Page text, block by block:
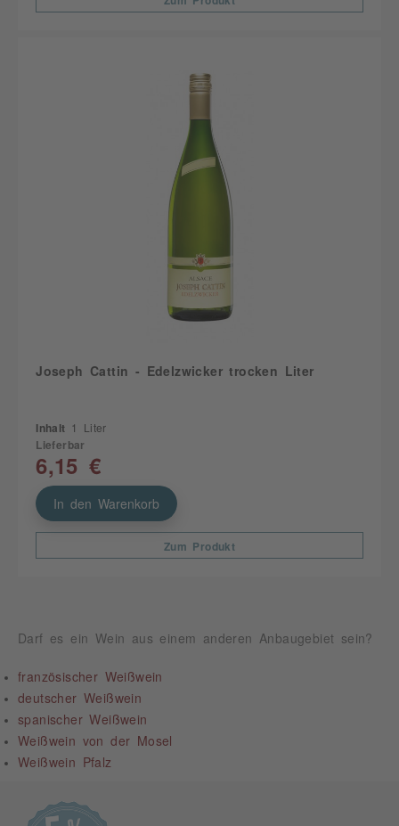
Joseph Cattin - Edelzwicker trocken Liter
Inhalt 1 Liter
Lieferbar
6,15 €
In den Warenkorb
Zum Produkt
Darf es ein Wein aus einem anderen Anbaugebiet sein?
französischer Weißwein
deutscher Weißwein
spanischer Weißwein
Weißwein von der Mosel
Weißwein Pfalz